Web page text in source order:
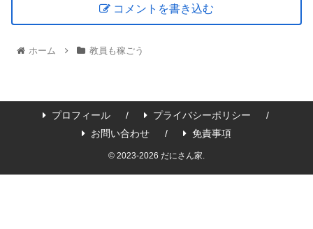
コメントを書き込む
ホーム 教員も稼ごう
プロフィール
プライバシーポリシー
お問い合わせ
免責事項
© 2023-2026 だにさん家.